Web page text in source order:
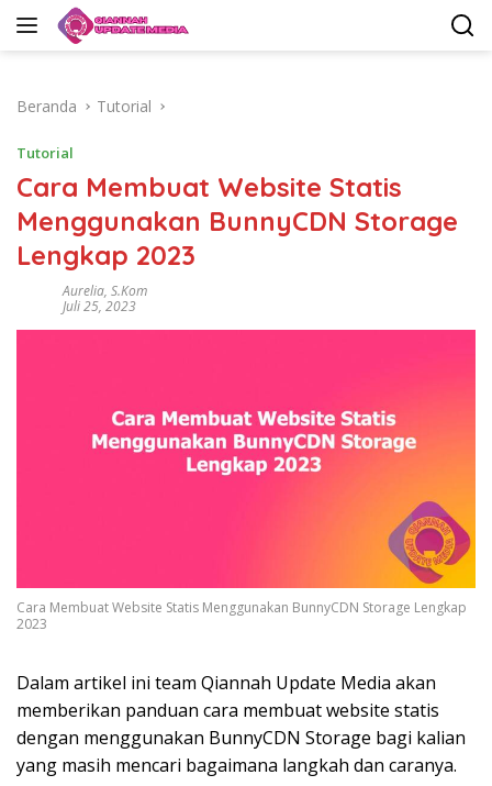
Langsung
Beranda Tutorial
Tutorial
Cara Membuat Website Statis
Menggunakan BunnyCDN Storage
Lengkap 2023
Aurelia, S.Kom
Juli 25, 2023
Cara Membuat Website Statis Menggunakan BunnyCDN Storage Lengkap
2023
Dalam artikel ini team Qiannah Update Media akan
memberikan panduan cara membuat website statis
dengan menggunakan BunnyCDN Storage bagi kalian
yang masih mencari bagaimana langkah dan caranya.